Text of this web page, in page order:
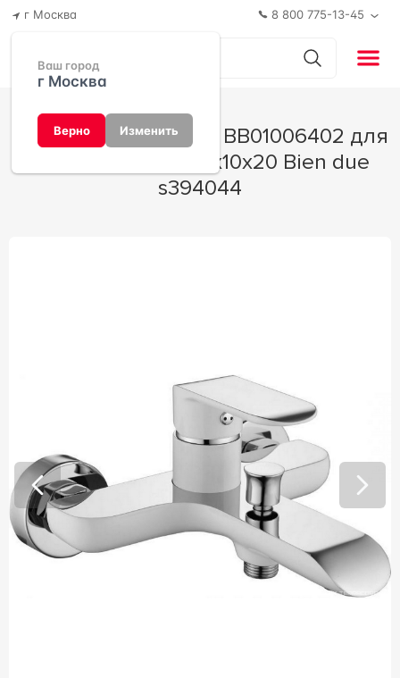
г Москва
Ваш город
г Москва
Верно Изменить
8 800 775-13-45
ванны с душем 21x10x20 Bien due
s394044